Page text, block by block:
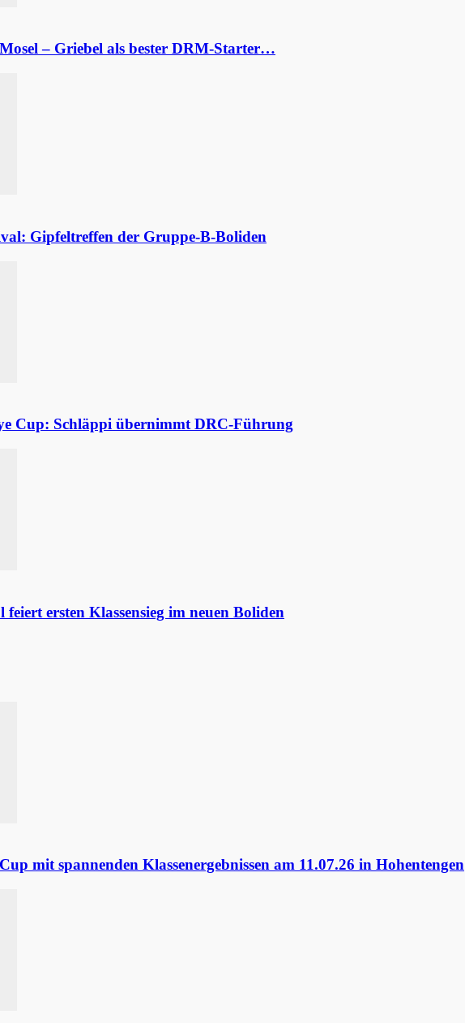
– Griebel als bester DRM-Starter…
Gipfeltreffen der Gruppe-B-Boliden
Cup: Schläppi übernimmt DRC-Führung
ersten Klassensieg im neuen Boliden
mit spannenden Klassenergebnissen am 11.07.26 in Hohentengen